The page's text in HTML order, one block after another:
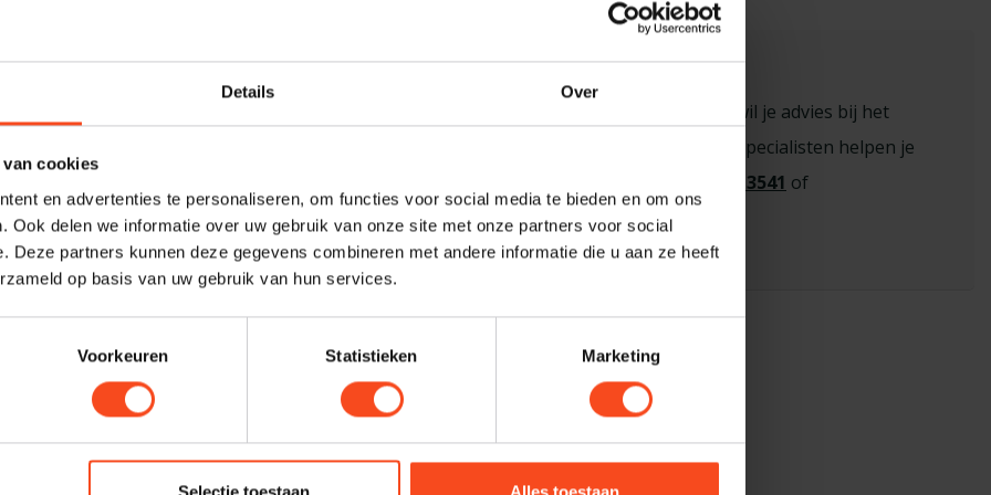
Details Over
van cookies
en advertenties te personaliseren, om functies voor social media te bieden en om ons
Ook delen we informatie over uw gebruik van onze site met onze partners voor social
Deze partners kunnen deze gegevens combineren met andere informatie die u aan ze heeft
op basis van uw gebruik van hun services.
Voorkeuren Statistieken Marketing
Selectie toestaan Alles toestaan
jaar ervaring van Chord Company en is
ten opzichte van standaard 'in-the-
over audiofrequenties.
folie-afscherming.
Heb je een vraag over een product of wil je advies bij het
maken van de juiste keuze? Onze hi-fi specialisten helpen je
+31 26 445 3541 of
harald@benderhifi.nl